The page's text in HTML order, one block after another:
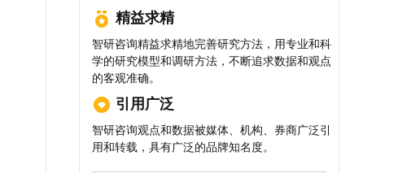
精益求精
智研咨询精益求精地完善研究方法，用专业和科
学的研究模型和调研方法，不断追求数据和观点
的客观准确。
引用广泛
智研咨询观点和数据被媒体、机构、券商广泛引
用和转载，具有广泛的品牌知名度。